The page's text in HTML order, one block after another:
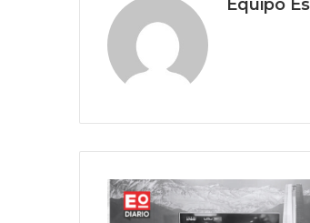
Equipo